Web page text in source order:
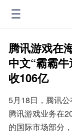
腾讯游戏在
中文“霸霸
收106亿
5月18日，腾讯
腾讯游戏业务在
的国际市场部分